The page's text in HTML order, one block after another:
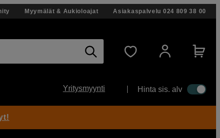
Myymälät & Aukioloajat Asiakaspalvelu 024 809 38 00
Yritysmyynti Hinta sis. alv